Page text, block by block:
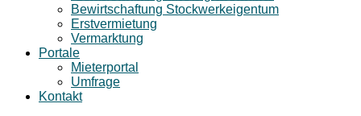
Bewirtschaftung Stockwerkeigentum
Erstvermietung
Vermarktung
Portale
Mieterportal
Umfrage
Kontakt